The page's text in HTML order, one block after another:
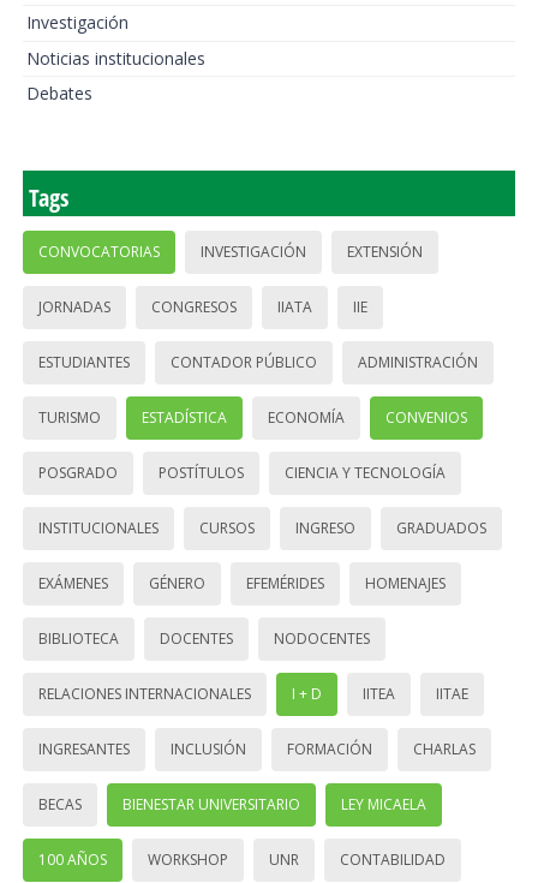
Investigación
Noticias institucionales
Debates
Tags
CONVOCATORIAS INVESTIGACIÓN EXTENSIÓN
JORNADAS CONGRESOS IIATA IIE
ESTUDIANTES CONTADOR PÚBLICO ADMINISTRACIÓN
TURISMO ESTADÍSTICA ECONOMÍA CONVENIOS
POSGRADO POSTÍTULOS CIENCIA Y TECNOLOGÍA
INSTITUCIONALES CURSOS INGRESO GRADUADOS
EXÁMENES GÉNERO EFEMÉRIDES HOMENAJES
BIBLIOTECA DOCENTES NODOCENTES
RELACIONES INTERNACIONALES I + D IITEA IITAE
INGRESANTES INCLUSIÓN FORMACIÓN CHARLAS
BECAS BIENESTAR UNIVERSITARIO LEY MICAELA
100 AÑOS WORKSHOP UNR CONTABILIDAD